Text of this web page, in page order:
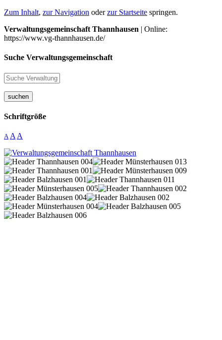
Zum Inhalt, zur Navigation oderzur Startseite springen.
Verwaltungsgemeinschaft Thannhausen | Online:
https://www.vg-thannhausen.de/
Suche Verwaltungsgemeinschaft
suchen
Schriftgröße
A A A